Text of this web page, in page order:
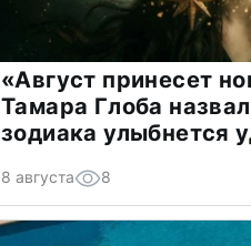
«Август принесет
Тамара Глоба
зодиака улыбнется
8 августа 8